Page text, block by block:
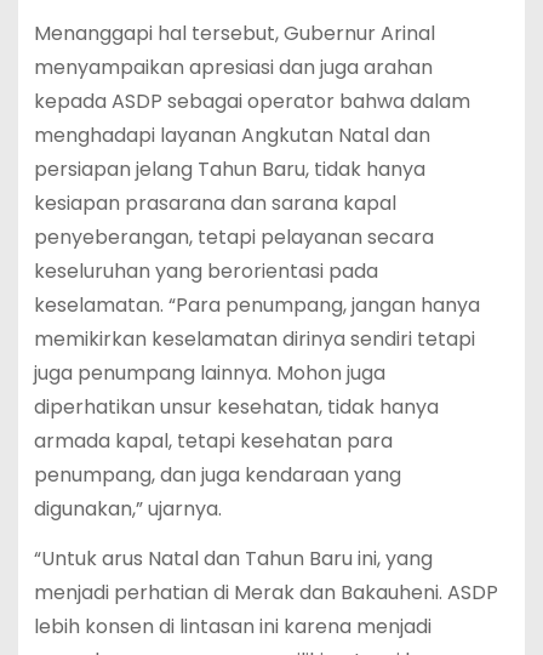
Menanggapi hal tersebut, Gubernur Arinal
menyampaikan apresiasi dan juga arahan
kepada ASDP sebagai operator bahwa dalam
menghadapi layanan Angkutan Natal dan
persiapan jelang Tahun Baru, tidak hanya
kesiapan prasarana dan sarana kapal
penyeberangan, tetapi pelayanan secara
keseluruhan yang berorientasi pada
keselamatan. “Para penumpang, jangan hanya
memikirkan keselamatan dirinya sendiri tetapi
juga penumpang lainnya. Mohon juga
diperhatikan unsur kesehatan, tidak hanya
armada kapal, tetapi kesehatan para
penumpang, dan juga kendaraan yang
digunakan,” ujarnya.
“Untuk arus Natal dan Tahun Baru ini, yang
menjadi perhatian di Merak dan Bakauheni. ASDP
lebih konsen di lintasan ini karena menjadi